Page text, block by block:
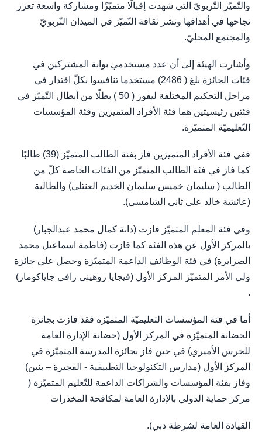
والتّميّز التّربويّ التي شهدت إقبالًا متميّزًا ومشاركة واسعة تعزز
نجاحها في أهدافها ونشر ثقافة التّميّز في الميدان التّربويّ
والمجتمع المحليّ.
وأشارت الهيئة إلى أن عدد مستخدمي بوابة المشتركين في
فئات الجائزة بلغ ( 2486) مستخدما تنافسوا بكلّ اقتدار في
مراحل التحكيم المختلفة ليفوز ( 50 ) بطلًا من أبطال التّميّز في
فئتين رئيسيتين هما فئة الأفراد المتميزين وفئة المؤسسات
التّعليميّة المتميّزة.
ففي فئة الأفراد المتميزين فاز بفئة الطالب المتميّز (39) طالبًا
كما فاز في فئة الطالب المتميّز من الفئات الخاصة كلّ من
الطالب ( سليمان خميس سليمان الخديم العنتلي) والطالبة
(عائشة خالد على ثانى الشامسى).
وفي فئة المعلم المتميّز فازت (دانة كمال محمد عبدالجبار)
بالمركز الأول عن هذه الفئة كما فازت (فاطمة اسماعيل محمد
الصرايرة) في فئة الوظائف الداعمة المتميّزة وحصل على جائزة
ولي الأمر المتميّز المركز الأول (فيجايا روهينى رافى جاياكومار)
.
أما في فئة المؤسسات التعليميّة المتميّزة فقد فازت بجائزة
الحضانة المتميّزة في المركز الأول (حضانة الإدارة العامة
للحرس الأميري) في حين فاز بجائزة المدرسة المتميّزة في
المركز الأول (مدارس التكنولوجيا التطبيقية - الفجيرة – بنين)
وفاز بفئة المؤسسات والشراكات الداعمة للتّعليم المتميّزة (
مركز حماية الدولي بالإدارة العامة لمكافحة المخدرات
القيادة العامة لشرطة دبي).